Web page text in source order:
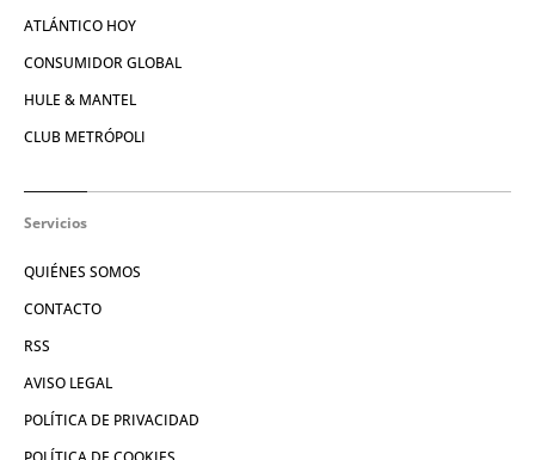
ATLÁNTICO HOY
CONSUMIDOR GLOBAL
HULE & MANTEL
CLUB METRÓPOLI
Servicios
QUIÉNES SOMOS
CONTACTO
RSS
AVISO LEGAL
POLÍTICA DE PRIVACIDAD